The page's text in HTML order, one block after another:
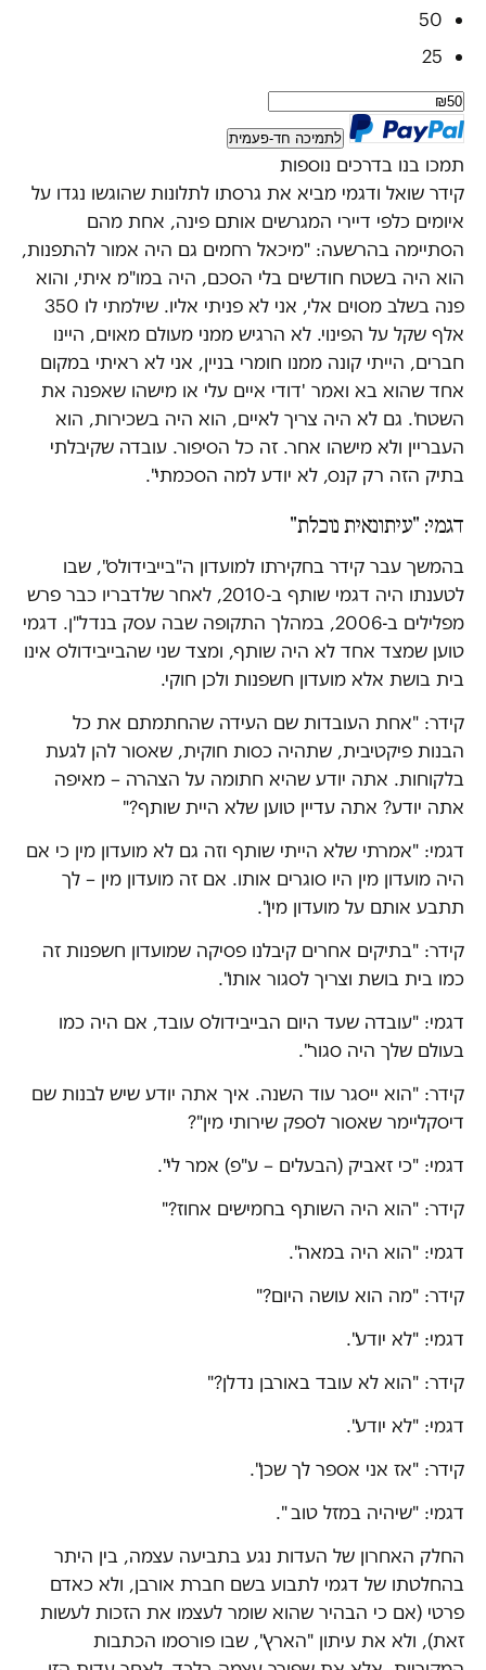
50
25
לתמיכה חד-פעמית
תמכו בנו בדרכים נוספות
קידר שואל ודגמי מביא את גרסתו לתלונות שהוגשו נגדו על
איומים כלפי דיירי המגרשים אותם פינה, אחת מהם
הסתיימה בהרשעה: "מיכאל רחמים גם היה אמור להתפנות,
הוא היה בשטח חודשים בלי הסכם, היה במו"מ איתי, והוא
פנה בשלב מסוים אלי, אני לא פניתי אליו. שילמתי לו 350
אלף שקל על הפינוי. לא הרגיש ממני מעולם מאוים, היינו
חברים, הייתי קונה ממנו חומרי בניין, אני לא ראיתי במקום
אחד שהוא בא ואמר 'דודי איים עלי או מישהו שאפנה את
השטח'. גם לא היה צריך לאיים, הוא היה בשכירות, הוא
העבריין ולא מישהו אחר. זה כל הסיפור. עובדה שקיבלתי
בתיק הזה רק קנס, לא יודע למה הסכמתי".
דגמי: "עיתונאית נוכלת"
בהמשך עבר קידר בחקירתו למועדון ה"בייבידולס", שבו
לטענתו היה דגמי שותף ב-2010, לאחר שלדבריו כבר פרש
מפלילים ב-2006, במהלך התקופה שבה עסק בנדל"ן. דגמי
טוען שמצד אחד לא היה שותף, ומצד שני שהבייבידולס אינו
בית בושת אלא מועדון חשפנות ולכן חוקי.
קידר: "אחת העובדות שם העידה שהחתמתם את כל
הבנות פיקטיבית, שתהיה כסות חוקית, שאסור להן לגעת
בלקוחות. אתה יודע שהיא חתומה על הצהרה – מאיפה
אתה יודע? אתה עדיין טוען שלא היית שותף?"
דגמי: "אמרתי שלא הייתי שותף וזה גם לא מועדון מין כי אם
היה מועדון מין היו סוגרים אותו. אם זה מועדון מין – לך
תתבע אותם על מועדון מין".
קידר: "בתיקים אחרים קיבלנו פסיקה שמועדון חשפנות זה
כמו בית בושת וצריך לסגור אותו".
דגמי: "עובדה שעד היום הבייבידולס עובד, אם היה כמו
בעולם שלך היה סגור".
קידר: "הוא ייסגר עוד השנה. איך אתה יודע שיש לבנות שם
דיסקליימר שאסור לספק שירותי מין"?
דגמי: "כי זאביק (הבעלים – ע"פ) אמר לי".
קידר: "הוא היה השותף בחמישים אחוז?"
דגמי: "הוא היה במאה".
קידר: "מה הוא עושה היום?"
דגמי: "לא יודע".
קידר: "הוא לא עובד באורבן נדלן?"
דגמי: "לא יודע".
קידר: "אז אני אספר לך שכן".
דגמי: "שיהיה במזל טוב ".
החלק האחרון של העדות נגע בתביעה עצמה, בין היתר
בהחלטתו של דגמי לתבוע בשם חברת אורבן, ולא כאדם
פרטי (אם כי הבהיר שהוא שומר לעצמו את הזכות לעשות
זאת), ולא את עיתון "הארץ", שבו פורסמו הכתבות